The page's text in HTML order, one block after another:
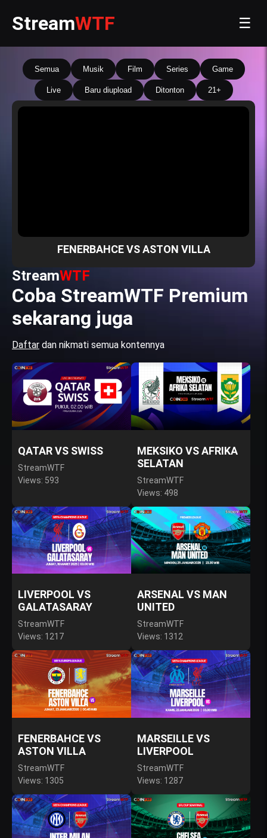
StreamWTF ☰
Semua Musik Film Series Game
Live Baru diupload Ditonton 21+
FENERBAHCE VS ASTON VILLA
StreamWTF
Coba StreamWTF Premium
sekarang juga
Daftar dan nikmati semua kontennya
QATAR VS SWISS
StreamWTF
Views: 593
MEKSIKO VS AFRIKA
SELATAN
StreamWTF
Views: 498
LIVERPOOL VS
GALATASARAY
StreamWTF
Views: 1217
ARSENAL VS MAN
UNITED
StreamWTF
Views: 1312
FENERBAHCE VS
ASTON VILLA
StreamWTF
Views: 1305
MARSEILLE VS
LIVERPOOL
StreamWTF
Views: 1287